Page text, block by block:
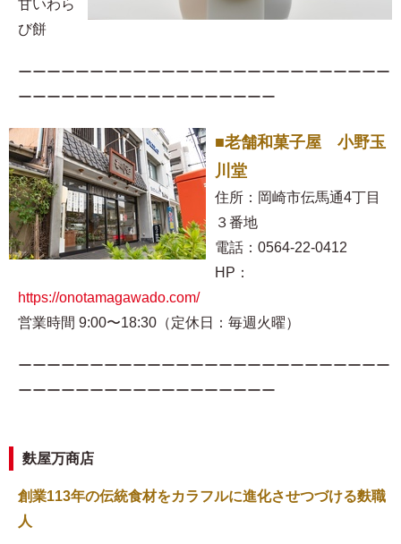
甘いわら
び餅
ーーーーーーーーーーーーーーーーーーーーーーーーーー
ーーーーーーーーーーーーーーーーーー
■老舗和菓子屋 小野玉
川堂
住所：岡崎市伝馬通4丁目
３番地
電話：0564-22-0412
HP：
https://onotamagawado.com/
営業時間 9:00〜18:30（定休日：毎週火曜）
ーーーーーーーーーーーーーーーーーーーーーーーーーー
ーーーーーーーーーーーーーーーーーー
麩屋万商店
創業113年の伝統食材をカラフルに進化させつづける麩職
人